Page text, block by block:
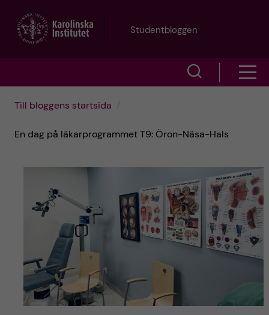
Studentbloggen
a
s
ö
k
f
ä
s
m
e
n
Till bloggens startsida
En dag på läkarprogrammet T9: Öron-Näsa-Hals